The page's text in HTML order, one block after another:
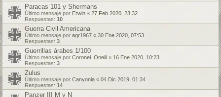
Paracas 101 y Shermans
Último mensaje por Erwin « 27 Feb 2020, 23:32
Respuestas: 10
Guerra Civil Americana
Último mensaje por agr1967 « 30 Ene 2020, 07:53
Respuestas: 3
Guerrillas árabes 1/100
Último mensaje por Coronel_Oneill « 16 Ene 2020, 10:23
Respuestas: 3
Zulus
Último mensaje por Canyonia « 04 Dic 2019, 01:34
Respuestas: 14
Panzer III M y N